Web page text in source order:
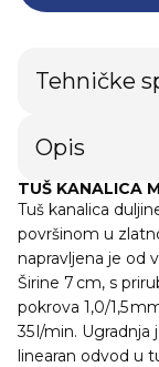
Tehničke
Opis
TUŠ KANALICA
Tuš kanalica
površinom u
napravljena je od
Širine 7 cm, s
pokrova 1,0/1,5
35 l/min.
linearan odvod u